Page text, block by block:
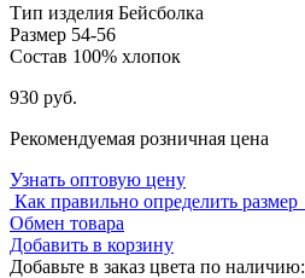
Тип изделия Бейсболка
Размер 54-56
Состав 100% хлопок
930 руб.
Рекомендуемая розничная цена
Узнать оптовую цену
Как правильно определить размер
Обмен товара
Добавить в корзину
Добавьте в заказ цвета по наличию: